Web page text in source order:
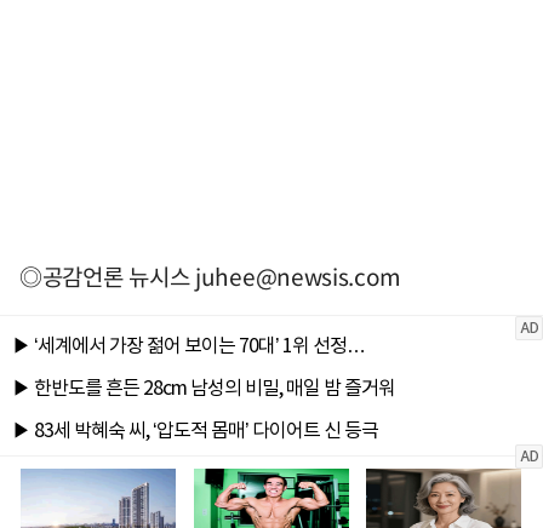
◎공감언론 뉴시스juhee@newsis.com